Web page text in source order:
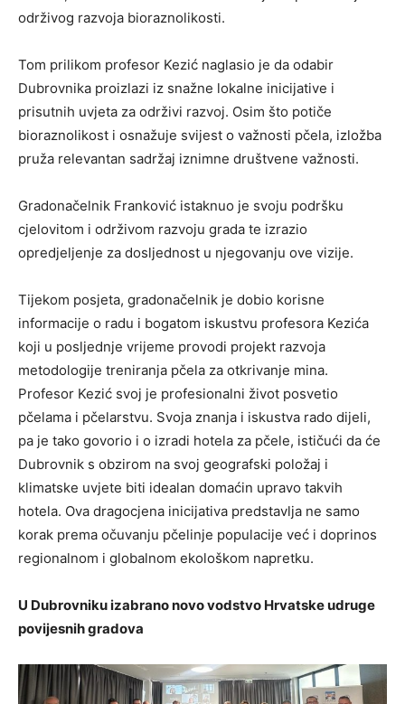
održivog razvoja bioraznolikosti.
Tom prilikom profesor Kezić naglasio je da odabir
Dubrovnika proizlazi iz snažne lokalne inicijative i
prisutnih uvjeta za održivi razvoj. Osim što potiče
bioraznolikost i osnažuje svijest o važnosti pčela, izložba
pruža relevantan sadržaj iznimne društvene važnosti.
Gradonačelnik Franković istaknuo je svoju podršku
cjelovitom i održivom razvoju grada te izrazio
opredjeljenje za dosljednost u njegovanju ove vizije.
Tijekom posjeta, gradonačelnik je dobio korisne
informacije o radu i bogatom iskustvu profesora Kezića
koji u posljednje vrijeme provodi projekt razvoja
metodologije treniranja pčela za otkrivanje mina.
Profesor Kezić svoj je profesionalni život posvetio
pčelama i pčelarstvu. Svoja znanja i iskustva rado dijeli,
pa je tako govorio i o izradi hotela za pčele, ističući da će
Dubrovnik s obzirom na svoj geografski položaj i
klimatske uvjete biti idealan domaćin upravo takvih
hotela. Ova dragocjena inicijativa predstavlja ne samo
korak prema očuvanju pčelinje populacije već i doprinos
regionalnom i globalnom ekološkom napretku.
U Dubrovniku izabrano novo vodstvo Hrvatske udruge
povijesnih gradova